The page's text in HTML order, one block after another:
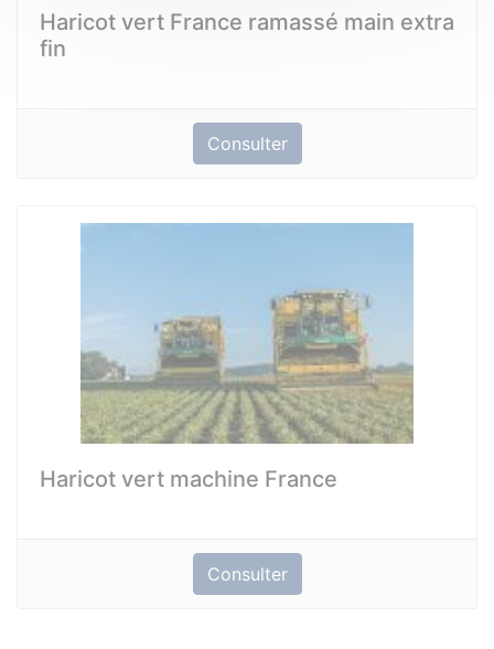
Haricot vert France ramassé main extra
fin
Consulter
Haricot vert machine France
Consulter